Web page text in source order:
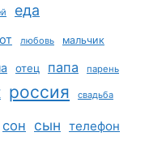
еда
любовь мальчик
отец папа парень
россия свадьба
сон сын телефон